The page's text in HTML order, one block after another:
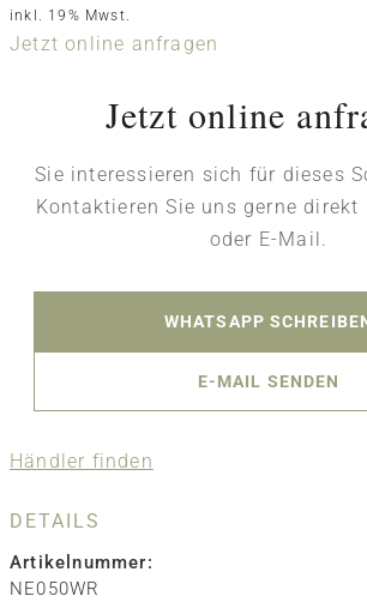
inkl. 19% Mwst.
Jetzt online anfragen
Jetzt online
Sie interessieren sich für dieses
Kontaktieren Sie uns gerne direkt
oder E-Mail.
WHATSAPP
E-MAIL SENDEN
Händler finden
DETAILS
Artikelnummer:
NE050WR